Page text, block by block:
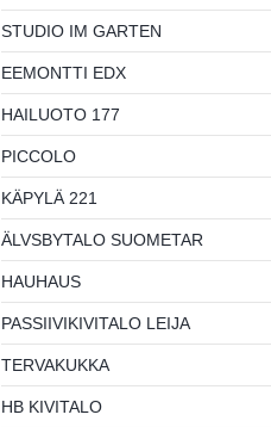
STUDIO IM GARTEN
EEMONTTI EDX
HAILUOTO 177
PICCOLO
KÄPYLÄ 221
ÄLVSBYTALO SUOMETAR
HAUHAUS
PASSIIVIKIVITALO LEIJA
TERVAKUKKA
HB KIVITALO